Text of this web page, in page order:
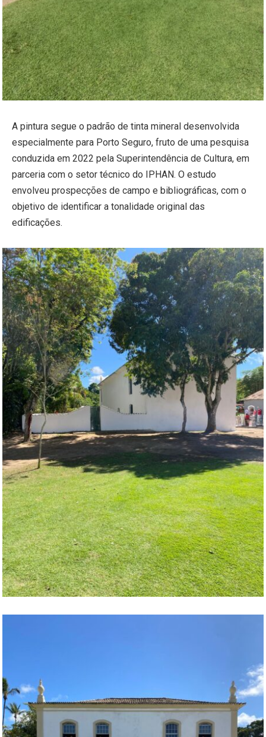
A pintura segue o padrão de tinta mineral desenvolvida
especialmente para Porto Seguro, fruto de uma pesquisa
conduzida em 2022 pela Superintendência de Cultura, em
parceria com o setor técnico do IPHAN. O estudo
envolveu prospecções de campo e bibliográficas, com o
objetivo de identificar a tonalidade original das
edificações.